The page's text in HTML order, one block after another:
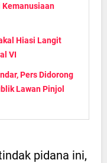
Kemanusiaan
Hiasi Langit
VI
Pers Didorong
Lawan Pinjol
pidana ini,